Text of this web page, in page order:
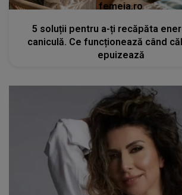
femeia.ro
5 soluții pentru a-ți recăpăta
caniculă. Ce funcționează când
epuizează